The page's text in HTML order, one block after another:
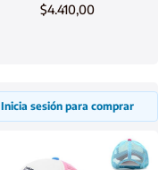
$4.410,00
Inicia sesión para comprar